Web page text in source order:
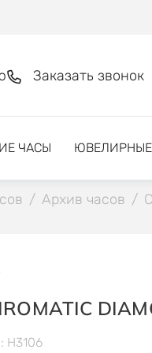
Заказать звонок
ЧАСЫ
/ Архив часов /
H3106